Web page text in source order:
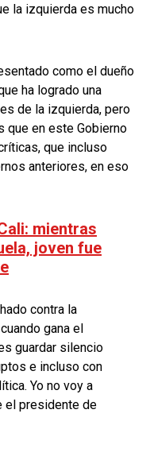
la izquierda es mucho
como el dueño
ha logrado una
de la izquierda, pero
que en este Gobierno
que incluso
anteriores, en eso
mientras
joven fue
contra la
gana el
guardar silencio
e incluso con
Yo no voy a
el presidente de